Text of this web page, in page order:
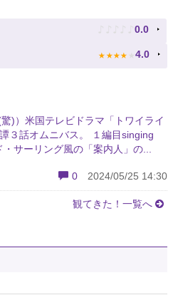
♪ ♪ ♪ ♪ ♪ 0.0
★ ★ ★ ★ ★ 4.0
)）米国テレビドラマ「トワイライ
３話オムニバス。 １編目singing
サーリング風の「案内人」の...
0 2024/05/25 14:30
観てきた！一覧へ